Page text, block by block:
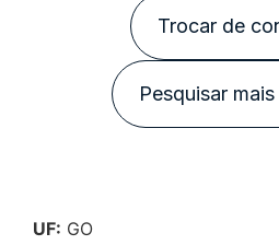
Trocar de
Pesquisar
UF: GO